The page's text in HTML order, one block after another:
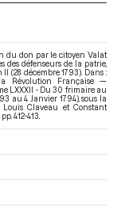
du don par le citoyen Valat
des défenseurs de la patrie,
(28 décembre 1793). Dans :
Révolution Française —
LXXXII - Du 30 frimaire au
au 4 Janvier 1794), sous la
Claveau et Constant
412-413.